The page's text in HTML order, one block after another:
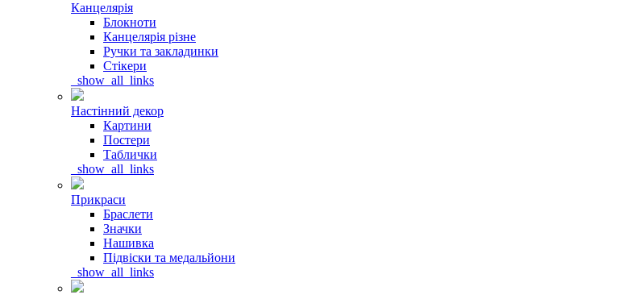
Канцелярія
Блокноти
Канцелярія різне
Ручки та закладинки
Стікери
_show_all_links
Настінний декор
Картини
Постери
Таблички
_show_all_links
Прикраси
Браслети
Значки
Нашивка
Підвіски та медальйони
_show_all_links